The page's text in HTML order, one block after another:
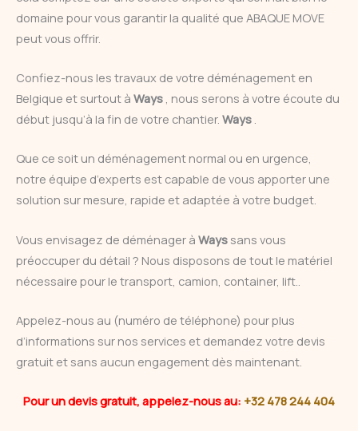
domaine pour vous garantir la qualité que ABAQUE MOVE
peut vous offrir.
Confiez-nous les travaux de votre déménagement en
Belgique et surtout à Ways , nous serons à votre écoute du
début jusqu’à la fin de votre chantier. Ways
Que ce soit un déménagement normal ou en urgence,
notre équipe d’experts est capable de vous apporter une
solution sur mesure, rapide et adaptée à votre budget.
Vous envisagez de déménager à Ways sans vous
préoccuper du détail ? Nous disposons de tout le matériel
nécessaire pour le transport, camion, container, lift..
Appelez-nous au (numéro de téléphone) pour plus
d’informations sur nos services et demandez votre devis
gratuit et sans aucun engagement dès maintenant.
Pour un devis gratuit, appelez-nous au: +32 478 244 404